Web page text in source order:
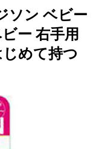
ソン ベビー
ー 右手用
めて持つ